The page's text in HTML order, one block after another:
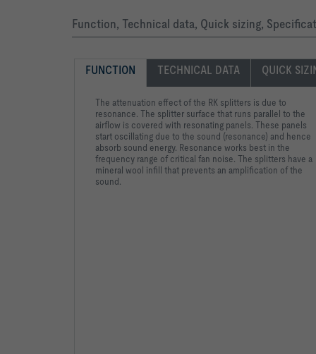
Function, Technical data, Quick sizing,
FUNCTION TECHNICAL DATA QUICK
The attenuation effect of the RK splitters is due to
resonance. The splitter surface that runs parallel to the
airflow is covered with resonating panels. These panels
start oscillating due to the sound (resonance) and hence
absorb sound energy. Resonance works best in the
frequency range of critical fan noise. The splitters have a
mineral wool infill that prevents an amplification of the
sound.